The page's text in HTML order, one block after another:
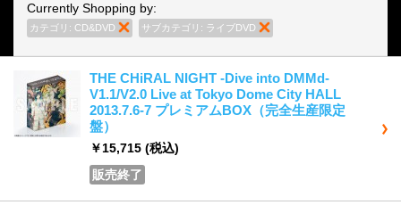
Currently Shopping by:
カテゴリ: CD&DVD 商品の削除
サブカテゴリ: ライブDVD
THE CHiRAL NIGHT -Dive into DMMd-
V1.1/V2.0 Live at Tokyo Dome City HALL
2013.7.6-7 プレミアムBOX（完全生産限定
盤）
￥15,715 (税込)
販売終了